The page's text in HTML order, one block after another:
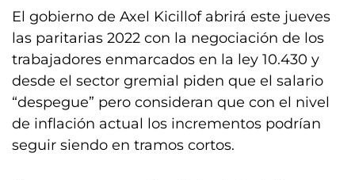
El gobierno de Axel Kicillof abrirá este jueves
las paritarias 2022 con la negociación de los
trabajadores enmarcados en la ley 10.430 y
desde el sector gremial piden que el salario
“despegue” pero consideran que con el nivel
de inflación actual los incrementos podrían
seguir siendo en tramos cortos.